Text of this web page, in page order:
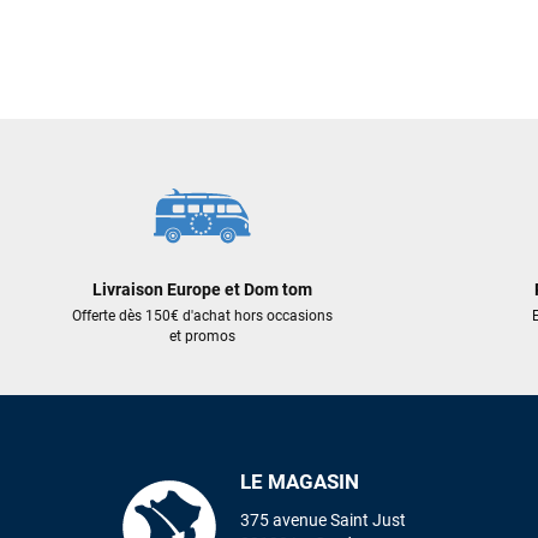
Livraison Europe et Dom tom
Offerte dès 150€ d'achat hors occasions
et promos
LE MAGASIN
375 avenue Saint Just